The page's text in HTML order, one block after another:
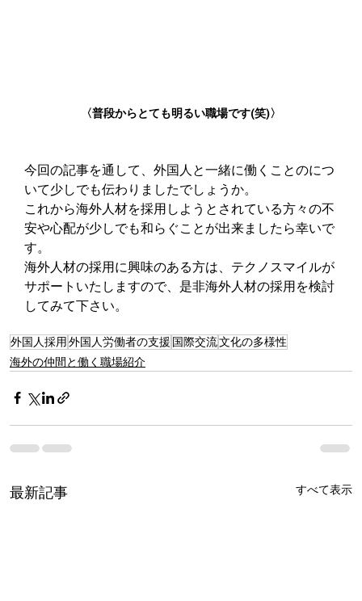
〈普段からとても明るい職場です(笑)〉
今回の記事を通して、外国人と一緒に働くことのにつ
いて少しでも伝わりましたでしょうか。
これから海外人材を採用しようとされている方々の不
安や心配が少しでも和らぐことが出来ましたら幸いで
す。
海外人材の採用に興味のある方は、テクノスマイルが
サポートいたしますので、是非海外人材の採用を検討
してみて下さい。
外国人採用外国人労働者の支援 国際交流文化の多様性
海外の仲間と働く職場紹介
最新記事 すべて表示